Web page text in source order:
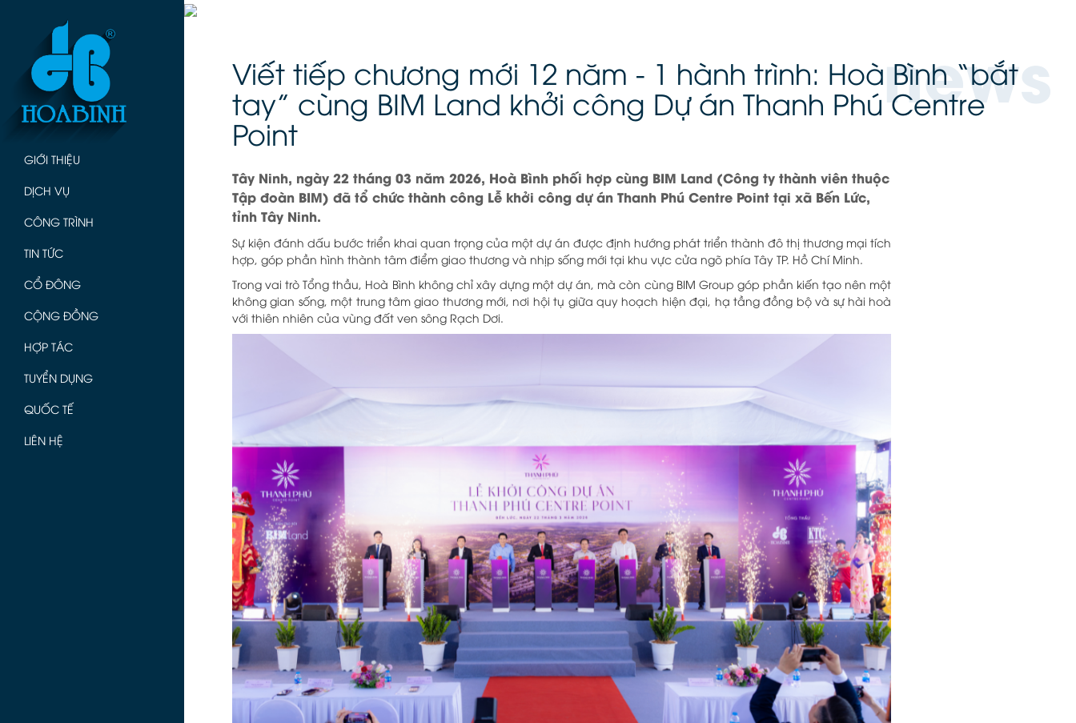
GIỚI THIỆU
DỊCH VỤ
CÔNG TRÌNH
TIN TỨC
CỔ ĐÔNG
CỘNG ĐỒNG
HỢP TÁC
TUYỂN DỤNG
QUỐC TẾ
LIÊN HỆ
Viết tiếp chương mới 12 năm - 1 hành trình: Hoà Bình “bắt
tay” cùng BIM Land khởi công Dự án Thanh Phú Centre
Point
news
Tây Ninh, ngày 22 tháng 03 năm 2026, Hoà Bình phối hợp cùng BIM Land (Công ty thành viên thuộc
Tập đoàn BIM) đã tổ chức thành công Lễ khởi công dự án Thanh Phú Centre Point tại xã Bến Lức,
tỉnh Tây Ninh.
Sự kiện đánh dấu bước triển khai quan trọng của một dự án được định hướng phát triển thành đô thị thương mại tích
hợp, góp phần hình thành tâm điểm giao thương và nhịp sống mới tại khu vực cửa ngõ phía Tây TP. Hồ Chí Minh.
Trong vai trò Tổng thầu, Hoà Bình không chỉ xây dựng một dự án, mà còn cùng BIM Group góp phần kiến tạo nên một
không gian sống, một trung tâm giao thương mới, nơi hội tụ giữa quy hoạch hiện đại, hạ tầng đồng bộ và sự hài hoà
với thiên nhiên của vùng đất ven sông Rạch Dơi.